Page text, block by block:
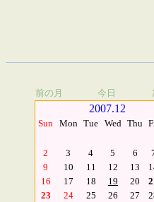
前の月 今日
2007.12
Sun Mon Tue Wed Thu
2
3 4 5 6
9
10 11 12 13
16
17 18 19 20
23
24 25 26 27